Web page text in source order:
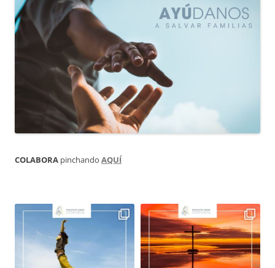
COLABORA pinchando AQUÍ